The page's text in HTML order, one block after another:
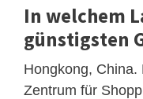
In welchem
günstigsten
Hongkong,
Zentrum für